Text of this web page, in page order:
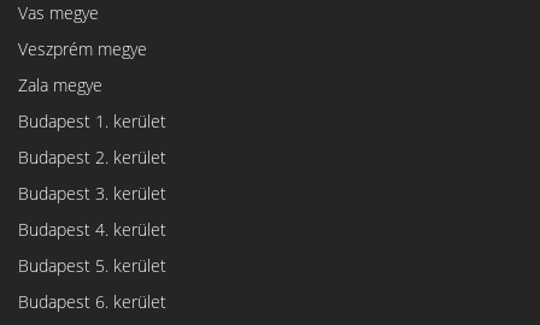
Vas megye
Veszprém megye
Zala megye
Budapest 1. kerület
Budapest 2. kerület
Budapest 3. kerület
Budapest 4. kerület
Budapest 5. kerület
Budapest 6. kerület